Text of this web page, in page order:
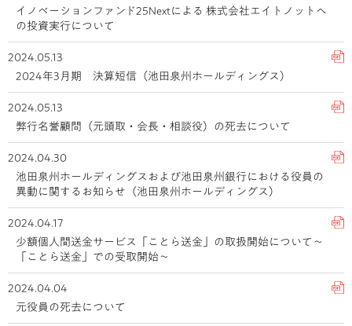
イノベーションファンド25Nextによる 株式会社エイトノットへ
の投資実行について
2024.05.13
2024年3月期 決算短信（池田泉州ホールディングス）
2024.05.13
弊行名誉顧問（元頭取・会長・相談役）の死去について
2024.04.30
池田泉州ホールディングスおよび池田泉州銀行における役員の
異動に関するお知らせ（池田泉州ホールディングス）
2024.04.17
少額個人間送金サービス「ことら送金」の取扱開始について～
「ことら送金」での受取開始～
2024.04.04
元役員の死去について